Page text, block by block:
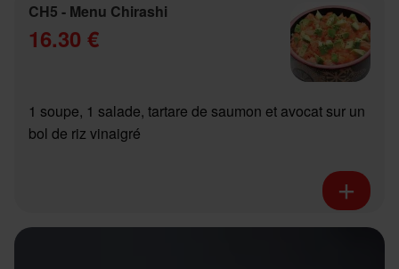
CH5 - Menu Chirashi
16.30 €
1 soupe, 1 salade, tartare de saumon et avocat sur un
bol de riz vinaigré